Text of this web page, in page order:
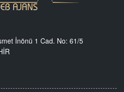
İnönü 1 Cad. No: 61/5